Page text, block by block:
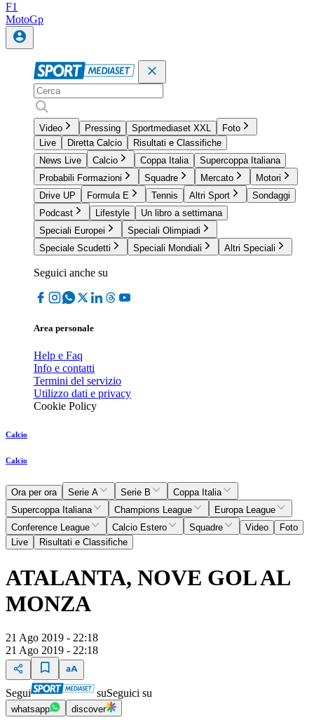
F1
MotoGp
Video Pressing Sportmediaset XXL
Foto
Live
Diretta Calcio
Risultati e Classifiche
News Live
Calcio Coppa Italia
Supercoppa Italiana
Probabili Formazioni
Squadre Mercato
Motori
Drive UP
Formula E Tennis Altri Sport
Sondaggi
Podcast
Lifestyle
Un libro a settimana
Speciali Europei
Speciali Olimpiadi
Speciale Scudetti
Speciali Mondiali Altri Speciali
Seguici anche su
Area personale
Help e Faq
Info e contatti
Termini del servizio
Utilizzo dati e privacy
Cookie Policy
Calcio
Calcio
Ora per ora Serie A Serie B
Coppa Italia
Supercoppa Italiana
Champions League
Europa League
Conference League
Calcio Estero Squadre Video
Foto
Live
Risultati e Classifiche
ATALANTA, NOVE GOL AL
MONZA
21 Ago 2019 - 22:18
21 Ago 2019 - 22:18
Segui suSeguici su
whatsapp discover